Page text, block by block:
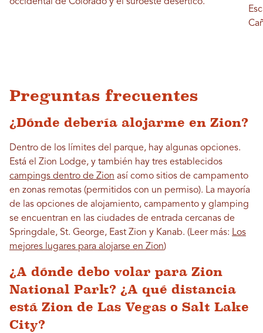
occidental de Colorado y el suroeste desértico.
Preguntas frecuentes
¿Dónde debería alojarme en Zion?
Dentro de los límites del parque, hay algunas opciones.
Está el Zion Lodge, y también hay tres establecidos
campings dentro de Zion así como sitios de campamento
en zonas remotas (permitidos con un permiso). La mayoría
de las opciones de alojamiento, campamento y glamping
se encuentran en las ciudades de entrada cercanas de
Springdale, St. George, East Zion y Kanab. (Leer más: Los
mejores lugares para alojarse en Zion)
¿A dónde debo volar para Zion
National Park? ¿A qué distancia
está Zion de Las Vegas o Salt Lake
City?